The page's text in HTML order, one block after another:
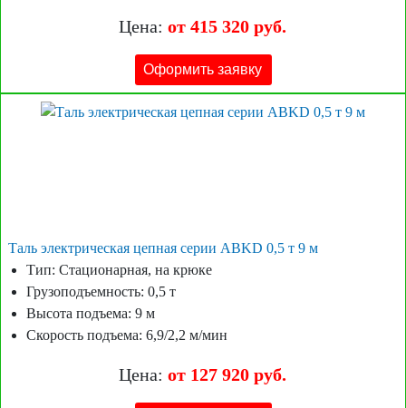
Цена:от 415 320 руб.
Оформить заявку
Таль электрическая цепная серии ABKD 0,5 т 9 м
Тип: Стационарная, на крюке
Грузоподъемность: 0,5 т
Высота подъема: 9 м
Скорость подъема: 6,9/2,2 м/мин
Цена:от 127 920 руб.